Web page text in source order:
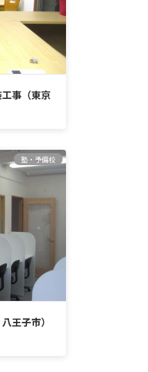
事（東京
塾・予備校
王子市）